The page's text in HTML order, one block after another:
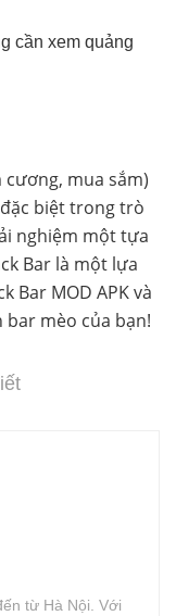
cần xem quảng
cương, mua sắm)
biệt trong trò
nghiệm một tựa
Bar là một lựa
Bar MOD APK và
mèo của bạn!
từ Hà Nội. Với